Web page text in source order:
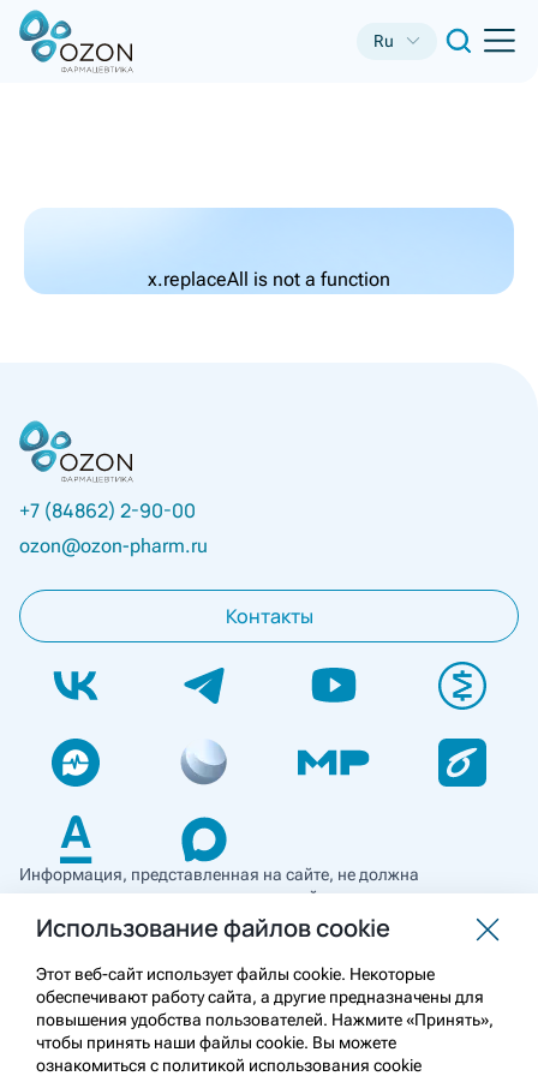
Ru
x.replaceAll is not a function
+7 (84862) 2-90-00
ozon@ozon-pharm.ru
Контакты
Информация, представленная на сайте, не должна
использоваться для самостоятельной диагностики и лечения
и не может служить заменой очной консультации врача. Перед
применением необходимо ознакомиться
с противопоказаниями препарата. Информация
о лекарственных средствах рецептурного отпуска
предназначена для медицинских и фармацевтических
работников.
Использование файлов cookie
Этот веб-сайт использует файлы cookie. Некоторые
обеспечивают работу сайта, а другие предназначены для
повышения удобства пользователей. Нажмите «Принять»,
чтобы принять наши файлы cookie. Вы можете
ознакомиться с политикой использования cookie